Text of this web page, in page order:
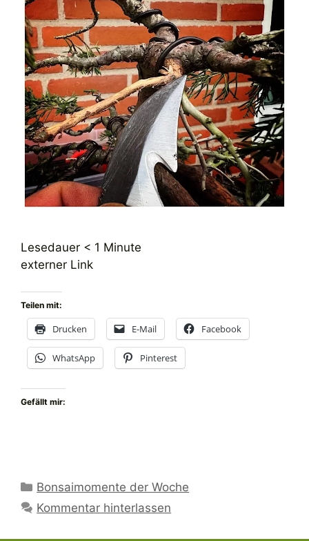
Lesedauer < 1 Minute
externer Link
Teilen mit:
Drucken E-Mail Facebook
WhatsApp Pinterest
Gefällt mir:
Kategorien
Bonsaimomente der Woche
Kommentar hinterlassen